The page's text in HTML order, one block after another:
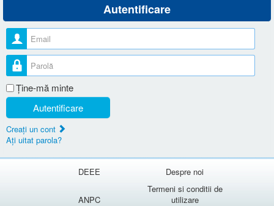
Autentificare
Nume utilizator
Parolă
Ţine-mă minte
Autentificare
Creaţi un cont
Aţi uitat parola?
DEEE Despre noi
ANPC
Termeni si conditii de
utilizare